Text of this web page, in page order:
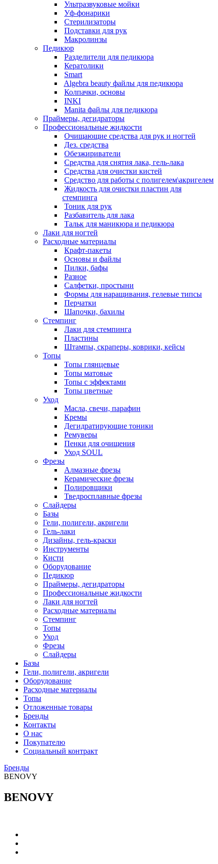
Ультразвуковые мойки
Уф-фонарики
Стерилизаторы
Подставки для рук
Макролинзы
Педикюр
Разделители для педикюра
Кератолики
Smart
Algebra beauty файлы для педикюра
Колпачки, основы
INKI
Manita файлы для педикюра
Праймеры, дегидраторы
Профессиональные жидкости
Очищающие средства для рук и ногтей
Дез. средства
Обезжириватели
Средства для снятия лака, гель-лака
Средства для очистки кистей
Средство для работы с полигелем\акригелем
Жидкость для очистки пластин для
стемпинга
Тоник для рук
Разбавитель для лака
Тальк для маникюра и педикюра
Лаки для ногтей
Расходные материалы
Крафт-пакеты
Основы и файлы
Пилки, бафы
Разное
Салфетки, простыни
Формы для наращивания, гелевые типсы
Перчатки
Шапочки, бахилы
Стемпинг
Лаки для стемпинга
Пластины
Штампы, скраперы, коврики, кейсы
Топы
Топы глянцевые
Топы матовые
Топы с эффектами
Топы цветные
Уход
Масла, свечи, парафин
Кремы
Дегидратирующие тоники
Ремуверы
Пенки для очищения
Уход SOUL
Фрезы
Алмазные фрезы
Керамические фрезы
Полировщики
Тведросплавные фрезы
Слайдеры
Базы
Гели, полигели, акригели
Гель-лаки
Дизайны, гель-краски
Инструменты
Кисти
Оборудование
Педикюр
Праймеры, дегидраторы
Профессиональные жидкости
Лаки для ногтей
Расходные материалы
Стемпинг
Топы
Уход
Фрезы
Слайдеры
Базы
Гели, полигели, акригели
Оборудование
Расходные материалы
Топы
Отложенные товары
Бренды
Контакты
О нас
Покупателю
Социальный контракт
Бренды
BENOVY
BENOVY